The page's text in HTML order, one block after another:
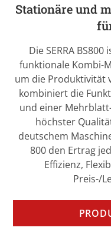
Stationäre und
Die SERRA
funktionale Kombi-
um die Produktivität
kombiniert die
und einer
höchster
deutschem
800 den Ertrag
Effizienz,
Preis-/